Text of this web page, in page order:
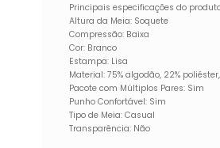
Principais especificações do
Altura da Meia: Soquete
Compressão: Baixa
Cor: Branco
Estampa: Lisa
Material: 75% algodão, 22%
Pacote com Múltiplos Pares: Sim
Punho Confortável: Sim
Tipo de Meia: Casual
Transparência: Não